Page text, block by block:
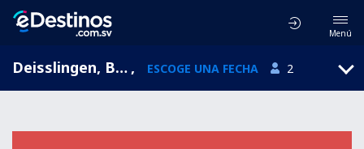
Menú
Deisslingen, Baden-Wurttemberg, Alemania , ESCOGE UNA FECHA 2